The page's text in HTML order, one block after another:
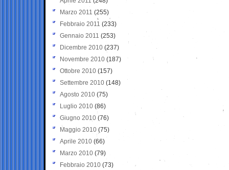
Marzo 2011 (255)
Febbraio 2011 (233)
Gennaio 2011 (253)
Dicembre 2010 (237)
Novembre 2010 (187)
Ottobre 2010 (157)
Settembre 2010 (148)
Agosto 2010 (75)
Luglio 2010 (86)
Giugno 2010 (76)
Maggio 2010 (75)
Aprile 2010 (66)
Marzo 2010 (79)
Febbraio 2010 (73)